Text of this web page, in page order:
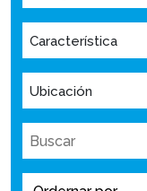
Característica
Ubicación